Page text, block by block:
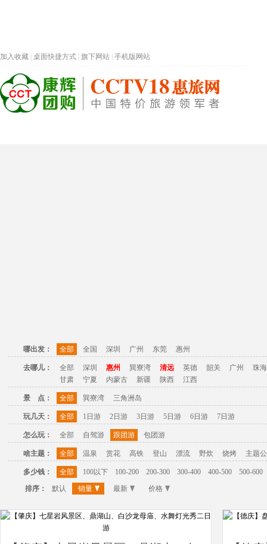
加入收藏 桌面快捷方式 旗下网站 手机版网站
哪出发： 全部 全国 深圳 广州 东莞 惠州
去哪儿： 全部 深圳 惠州 巽寮湾 清远 英德 韶关 广州
珠海
甘肃
宁夏 内蒙古 新疆 陕西 江西
景 点： 全部 巽寮湾 三角洲岛
玩几天： 全部 1日游 2日游 3日游 5日游 6日游 7日游
怎么玩： 全部 自驾游 跟团游 包团游
啥主题： 全部 温泉 赏花 高铁 登山 漂流 野炊 烧烤 主题
多少钱： 全部 100以下 100-200 200-300 300-400 400-500
500-600
排序：
默认 销量 最新 价格